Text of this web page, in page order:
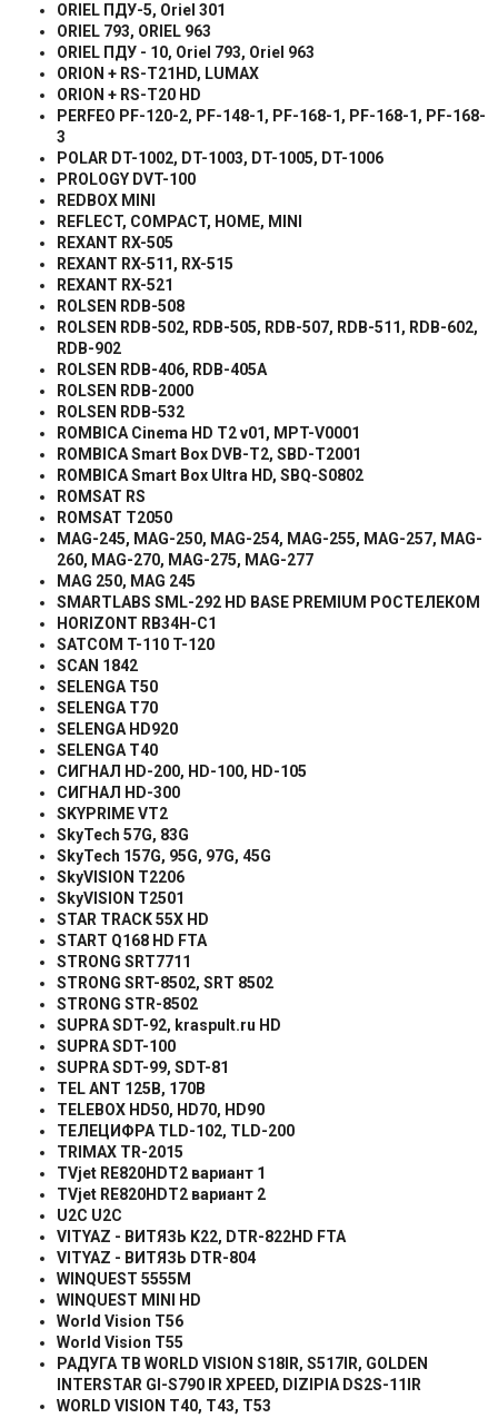
ORIEL ПДУ-5, Oriel 301
ORIEL 793, ORIEL 963
ORIEL ПДУ- 10, Oriel 793, Oriel 963
ORION + RS-T21HD, LUMAX
ORION + RS-T20 HD
PERFEO PF-120-2, PF-148-1, PF-168-1, PF-168-1, PF-168-
3
POLAR DT-1002, DT-1003, DT-1005, DT-1006
PROLOGY DVT-100
REDBOX MINI
REFLECT, COMPACT, HOME, MINI
REXANT RX-505
REXANT RX-511, RX-515
REXANT RX-521
ROLSEN RDB-508
ROLSEN RDB-502, RDB-505, RDB-507, RDB-511, RDB-602,
RDB-902
ROLSEN RDB-406, RDB-405A
ROLSEN RDB-2000
ROLSEN RDB-532
ROMBICA Cinema HD T2 v01, MPT-V0001
ROMBICA Smart Box DVB-T2, SBD-T2001
ROMBICA Smart Box Ultra HD, SBQ-S0802
ROMSAT RS
ROMSAT T2050
MAG-245, MAG-250, MAG-254, MAG-255, MAG-257, MAG-
260, MAG-270, MAG-275, MAG-277
MAG 250, MAG 245
SMARTLABS SML-292 HD BASE PREMIUM РОСТЕЛЕКОМ
HORIZONT RB34H-C1
SATCOM T-110 T-120
SCAN 1842
SELENGA T50
SELENGA T70
SELENGA HD920
SELENGA T40
СИГНАЛ HD-200, HD-100, HD-105
СИГНАЛ HD-300
SKYPRIME VT2
SkyTech 57G, 83G
SkyTech 157G, 95G, 97G, 45G
SkyVISION T2206
SkyVISION T2501
STAR TRACK 55X HD
START Q168 HD FTA
STRONG SRT7711
STRONG SRT-8502, SRT 8502
STRONG STR-8502
SUPRA SDT-92, kraspult.ru HD
SUPRA SDT-100
SUPRA SDT-99, SDT-81
TEL ANT 125B, 170B
TELEBOX HD50, HD70, HD90
ТЕЛЕЦИФРА TLD-102, TLD-200
TRIMAX TR-2015
TVjet RE820HDT2 вариант 1
TVjet RE820HDT2 вариант 2
U2C U2C
VITYAZ - ВИТЯЗЬ K22, DTR-822HD FTA
VITYAZ - ВИТЯЗЬ DTR-804
WINQUEST 5555M
WINQUEST MINI HD
World Vision T56
World Vision T55
РАДУГА ТВ WORLD VISION S18IR, S517IR, GOLDEN
INTERSTAR GI-S790 IR XPEED, DIZIPIA DS2S-11IR
WORLD VISION T40, T43, T53